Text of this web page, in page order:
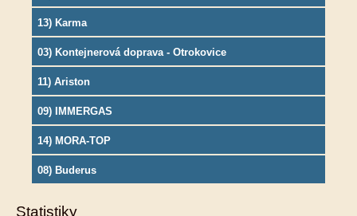
13) Karma
03) Kontejnerová doprava - Otrokovice
11) Ariston
09) IMMERGAS
14) MORA-TOP
08) Buderus
Statistiky